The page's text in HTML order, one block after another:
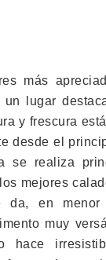
más
lugar
y frescura
desde el
se realiza
mejores
da, en
muy
hace